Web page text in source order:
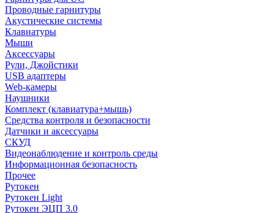
Проводные гарнитуры
Акустические системы
Клавиатуры
Мыши
Аксессуары
Рули, Джойстики
USB адаптеры
Web-камеры
Наушники
Комплект (клавиатура+мышь)
Средства контроля и безопасности
Датчики и аксессуары
СКУД
Видеонаблюдение и контроль среды
Информационная безопасность
Прочее
Рутокен
Рутокен Light
Рутокен ЭЦП 3.0